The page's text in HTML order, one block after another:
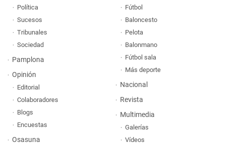
Política
Sucesos
Tribunales
Sociedad
Pamplona
Opinión
Editorial
Colaboradores
Blogs
Encuestas
Osasuna
Fútbol
Baloncesto
Pelota
Balonmano
Fútbol sala
Más deporte
Nacional
Revista
Multimedia
Galerías
Vídeos